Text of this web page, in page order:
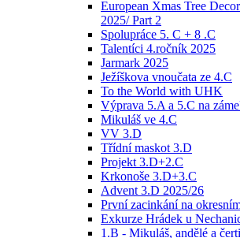
European Xmas Tree
2025/ Part 2
Spolupráce 5. C + 8 .C
Talentíci 4.ročník 2025
Jarmark 2025
Ježíškova vnoučata ze 4.C
To the World with UHK
Výprava 5.A a 5.C na
Mikuláš ve 4.C
VV 3.D
Třídní maskot 3.D
Projekt 3.D+2.C
Krkonoše 3.D+3.C
Advent 3.D 2025/26
První zacinkání na
Exkurze Hrádek u
1.B - Mikuláš, andělé a čerti